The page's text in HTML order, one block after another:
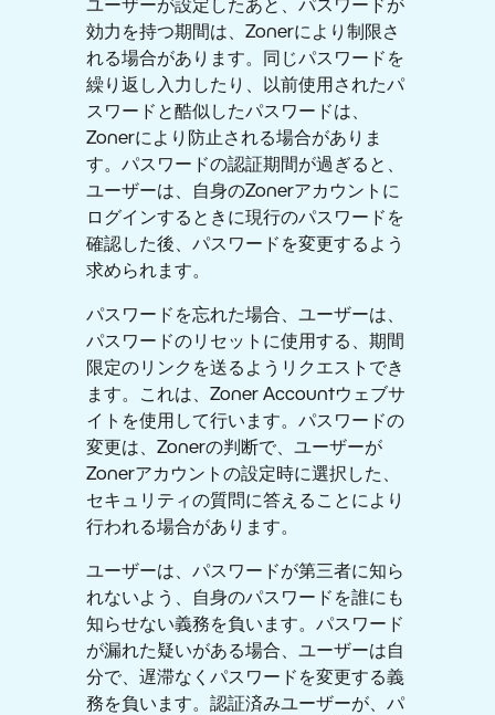
ユーザーが設定したあと、パスワードが
効力を持つ期間は、Zonerにより制限さ
れる場合があります。同じパスワードを
繰り返し入力したり、以前使用されたパ
スワードと酷似したパスワードは、
Zonerにより防止される場合がありま
す。パスワードの認証期間が過ぎると、
ユーザーは、自身のZonerアカウントに
ログインするときに現行のパスワードを
確認した後、パスワードを変更するよう
求められます。
パスワードを忘れた場合、ユーザーは、
パスワードのリセットに使用する、期間
限定のリンクを送るようリクエストでき
ます。これは、Zoner Accountウェブサ
イトを使用して行います。パスワードの
変更は、Zonerの判断で、ユーザーが
Zonerアカウントの設定時に選択した、
セキュリティの質問に答えることにより
行われる場合があります。
ユーザーは、パスワードが第三者に知ら
れないよう、自身のパスワードを誰にも
知らせない義務を負います。パスワード
が漏れた疑いがある場合、ユーザーは自
分で、遅滞なくパスワードを変更する義
務を負います。認証済みユーザーが、パ